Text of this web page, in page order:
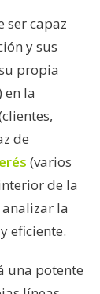
ser capaz
y sus
propia
en la
de
(varios
de la
la
eficiente.
una potente